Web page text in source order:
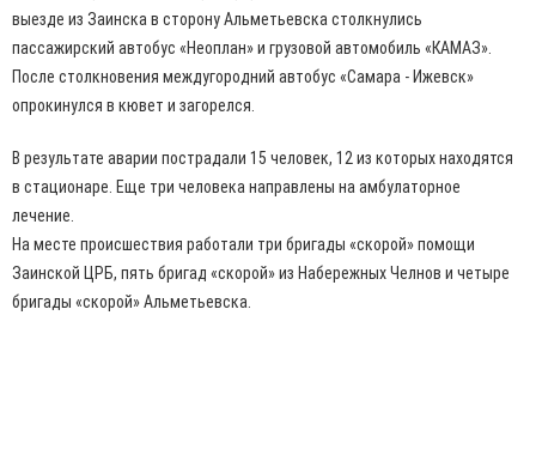
выезде из Заинска в сторону Альметьевска столкнулись
пассажирский автобус «Неоплан» и грузовой автомобиль «КАМАЗ».
После столкновения междугородний автобус «Самара - Ижевск»
опрокинулся в кювет и загорелся.
В результате аварии пострадали 15 человек, 12 из которых находятся
в стационаре. Еще три человека направлены на амбулаторное
лечение.
На месте происшествия работали три бригады «скорой» помощи
Заинской ЦРБ, пять бригад «скорой» из Набережных Челнов и четыре
бригады «скорой» Альметьевска.